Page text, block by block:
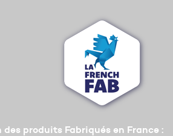
produits Fabriqués en France :